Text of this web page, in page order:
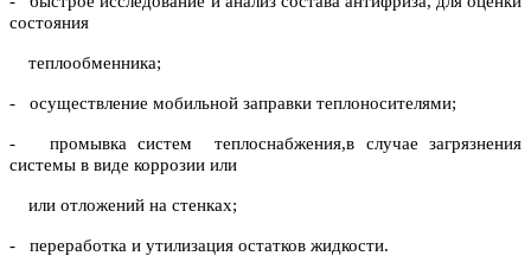
состояния
теплообменника;
- осуществление мобильной заправки теплоносителями;
- промывка систем теплоснабжения,в случае загрязнения
системы в виде коррозии или
или отложений на стенках;
- переработка и утилизация остатков жидкости.